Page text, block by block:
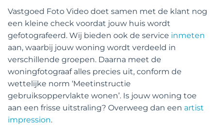
Vastgoed Foto Video doet samen met de klant nog
een kleine check voordat jouw huis wordt
gefotografeerd. Wij bieden ook de service inmeten
aan, waarbij jouw woning wordt verdeeld in
verschillende groepen. Daarna meet de
woningfotograaf alles precies uit, conform de
wettelijke norm ‘Meetinstructie
gebruiksoppervlakte wonen’. Is jouw woning toe
aan een frisse uitstraling? Overweeg dan een artist
impression.